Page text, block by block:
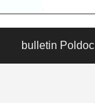
bulletin Poldoc